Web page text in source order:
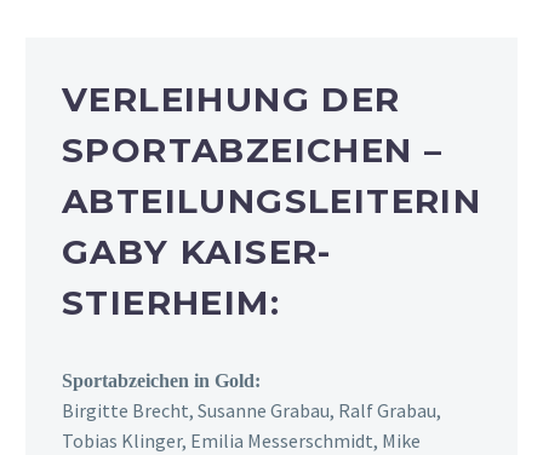
VERLEIHUNG DER
SPORTABZEICHEN –
ABTEILUNGSLEITERIN
GABY KAISER-
STIERHEIM:
Sportabzeichen in Gold:
Birgitte Brecht, Susanne Grabau, Ralf Grabau,
Tobias Klinger, Emilia Messerschmidt, Mike